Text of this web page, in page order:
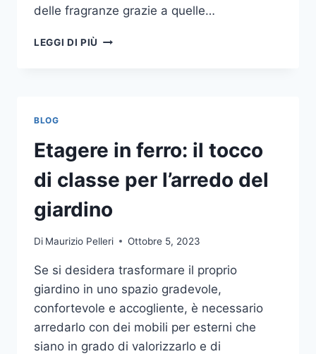
delle fragranze grazie a quelle…
LEGGI DI PIÙ
BLOG
Etagere in ferro: il tocco
di classe per l’arredo del
giardino
Di Maurizio Pelleri Ottobre 5, 2023
Se si desidera trasformare il proprio
giardino in uno spazio gradevole,
confortevole e accogliente, è necessario
arredarlo con dei mobili per esterni che
siano in grado di valorizzarlo e di